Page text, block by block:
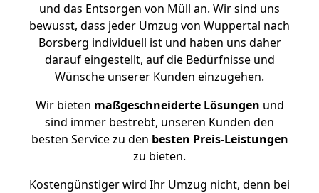
und das Entsorgen von Müll an. Wir sind uns
bewusst, dass jeder Umzug von Wuppertal nach
Borsberg individuell ist und haben uns daher
darauf eingestellt, auf die Bedürfnisse und
Wünsche unserer Kunden einzugehen.
Wir bieten maßgeschneiderte Lösungen und
sind immer bestrebt, unseren Kunden den
besten Service zu den besten Preis-Leistungen
zu bieten.
Kostengünstiger wird Ihr Umzug nicht, denn bei